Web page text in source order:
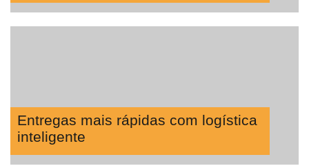
Entregas mais rápidas com logística
inteligente